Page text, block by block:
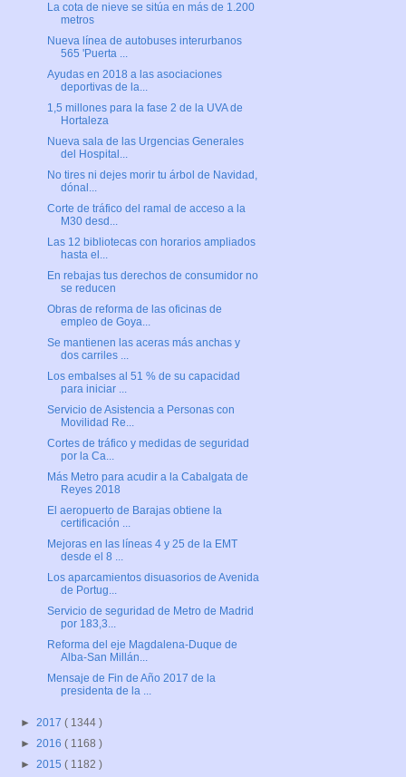
La cota de nieve se sitúa en más de 1.200
metros
Nueva línea de autobuses interurbanos
565 'Puerta ...
Ayudas en 2018 a las asociaciones
deportivas de la...
1,5 millones para la fase 2 de la UVA de
Hortaleza
Nueva sala de las Urgencias Generales
del Hospital...
No tires ni dejes morir tu árbol de Navidad,
dónal...
Corte de tráfico del ramal de acceso a la
M30 desd...
Las 12 bibliotecas con horarios ampliados
hasta el...
En rebajas tus derechos de consumidor no
se reducen
Obras de reforma de las oficinas de
empleo de Goya...
Se mantienen las aceras más anchas y
dos carriles ...
Los embalses al 51 % de su capacidad
para iniciar ...
Servicio de Asistencia a Personas con
Movilidad Re...
Cortes de tráfico y medidas de seguridad
por la Ca...
Más Metro para acudir a la Cabalgata de
Reyes 2018
El aeropuerto de Barajas obtiene la
certificación ...
Mejoras en las líneas 4 y 25 de la EMT
desde el 8 ...
Los aparcamientos disuasorios de Avenida
de Portug...
Servicio de seguridad de Metro de Madrid
por 183,3...
Reforma del eje Magdalena-Duque de
Alba-San Millán...
Mensaje de Fin de Año 2017 de la
presidenta de la ...
► 2017 ( 1344 )
► 2016 ( 1168 )
► 2015 ( 1182 )